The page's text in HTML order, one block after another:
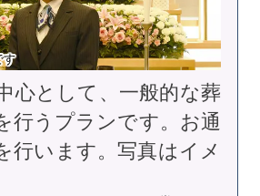
す
心として、一般的な葬
行うプランです。お通
行います。写真はイメ